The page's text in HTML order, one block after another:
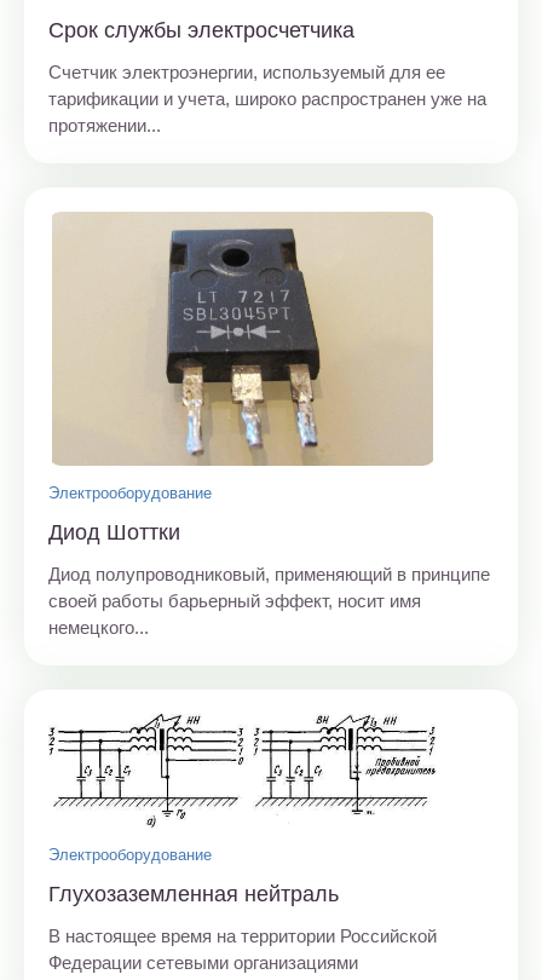
Срок службы электросчетчика
Счетчик электроэнергии, используемый для ее
тарификации и учета, широко распространен уже на
протяжении...
Электрооборудование
Диод Шоттки
Диод полупроводниковый, применяющий в принципе
своей работы барьерный эффект, носит имя
немецкого...
Электрооборудование
Глухозаземленная нейтраль
В настоящее время на территории Российской
Федерации сетевыми организациями